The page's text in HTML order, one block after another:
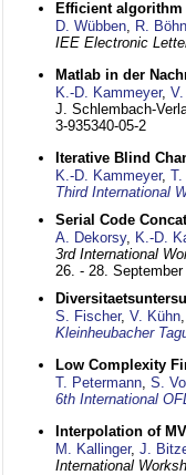
Efficient
D. Wübben, R.
IEE Electronic
Matlab in der
K.-D. Kammeyer,
J. Schlembach-
3-935340-05-2
Iterative Blind
K.-D. Kammeyer, T.
Third International
Serial Code
A. Dekorsy, K.-D.
3rd International
26. - 28. September
S. Fischer, V. Kühn,
Kleinheubacher
Low Complexity
T. Petermann, S.
6th International
Interpolation of
M. Kallinger, J.
International